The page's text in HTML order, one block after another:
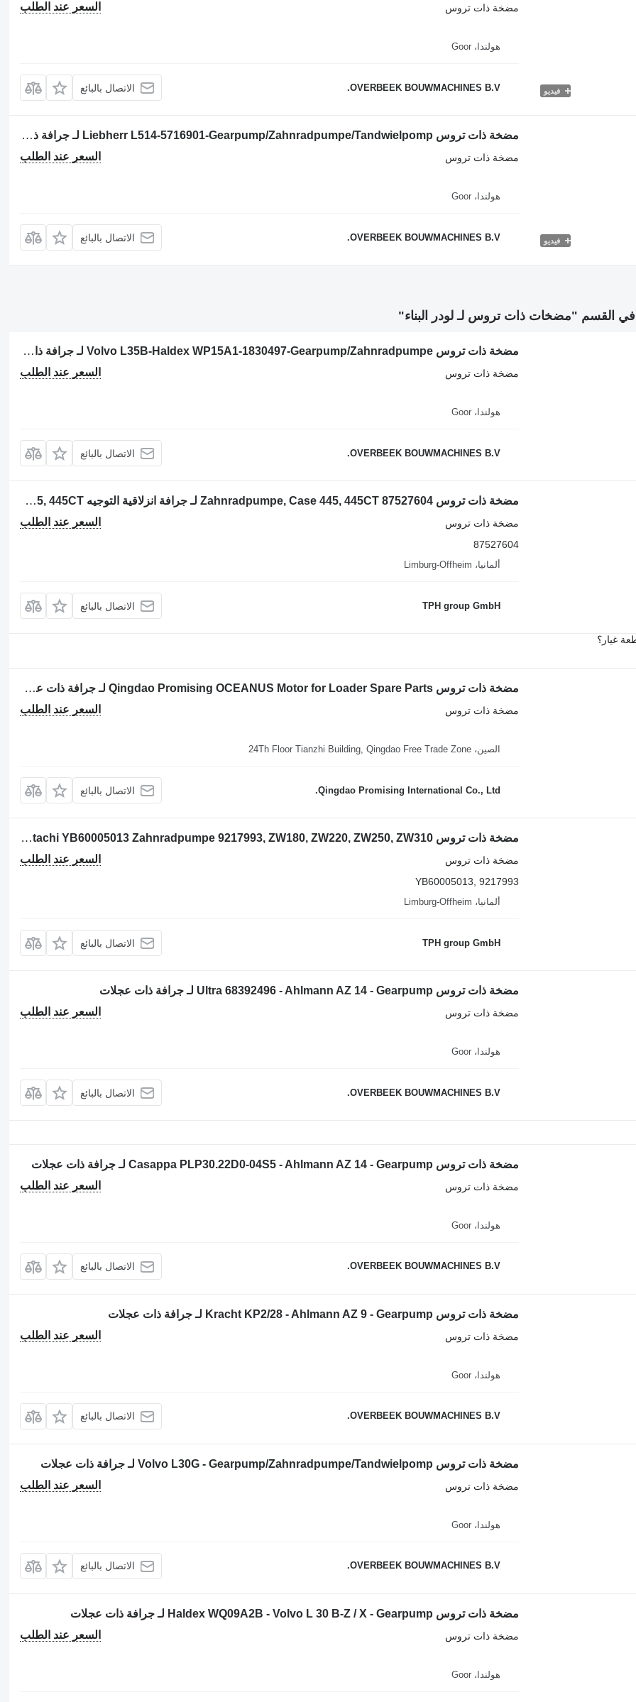
فيديو
السعر عند الطلب مضخة ذات تروس
هولندا، Goor
OVERBEEK BOUWMACHINES B.V. الاتصال بالبائع
فيديو
مضخة ذات تروس Liebherr L514-5716901-Gearpump/Zahnradpumpe/Tandwielpomp لـ جرافة ذات عجلات
السعر عند الطلب مضخة ذات تروس
هولندا، Goor
OVERBEEK BOUWMACHINES B.V. الاتصال بالبائع
القسم "مضخات ذات تروس لـ لودر البناء"
مضخة ذات تروس Volvo L35B-Haldex WP15A1-1830497-Gearpump/Zahnradpumpe لـ جرافة ذات عجلات
السعر عند الطلب مضخة ذات تروس
هولندا، Goor
OVERBEEK BOUWMACHINES B.V. الاتصال بالبائع
مضخة ذات تروس 87527604 Zahnradpumpe, Case 445, 445CT لـ جرافة انزلاقية التوجيه Case 445, 445CT
السعر عند الطلب
مضخة ذات تروس
87527604
ألمانيا، Limburg-Offheim
TPH group GmbH الاتصال بالبائع
غيار؟
مضخة ذات تروس Qingdao Promising OCEANUS Motor for Loader Spare Parts لـ جرافة ذات عجلات EVERUN Loader, HZM Loader, WOLF Loader, CASER Loader, FLAND Loader, TRANER Wheel Loader, SOCMA Loader
السعر عند الطلب مضخة ذات تروس
الصين، 24Th Floor Tianzhi Building, Qingdao Free Trade Zone
Qingdao Promising International Co., Ltd. الاتصال بالبائع
مضخة ذات تروس Hitachi YB60005013 Zahnradpumpe 9217993, ZW180, ZW220, ZW250, ZW310 لـ جرافة ذات عجلات Hitachi ZW180, ZW220, ZW250, ZW310
السعر عند الطلب
مضخة ذات تروس
YB60005013, 9217993
ألمانيا، Limburg-Offheim
TPH group GmbH الاتصال بالبائع
مضخة ذات تروس Ultra 68392496 - Ahlmann AZ 14 - Gearpump لـ جرافة ذات عجلات
السعر عند الطلب
مضخة ذات تروس
هولندا، Goor
OVERBEEK BOUWMACHINES B.V. الاتصال بالبائع
مضخة ذات تروس Casappa PLP30.22D0-04S5 - Ahlmann AZ 14 - Gearpump لـ جرافة ذات عجلات
السعر عند الطلب
مضخة ذات تروس
هولندا، Goor
OVERBEEK BOUWMACHINES B.V. الاتصال بالبائع
مضخة ذات تروس Kracht KP2/28 - Ahlmann AZ 9 - Gearpump لـ جرافة ذات عجلات
السعر عند الطلب
مضخة ذات تروس
هولندا، Goor
OVERBEEK BOUWMACHINES B.V. الاتصال بالبائع
مضخة ذات تروس Volvo L30G - Gearpump/Zahnradpumpe/Tandwielpomp لـ جرافة ذات عجلات
السعر عند الطلب
مضخة ذات تروس
هولندا، Goor
OVERBEEK BOUWMACHINES B.V. الاتصال بالبائع
مضخة ذات تروس Haldex WQ09A2B - Volvo L 30 B-Z / X - Gearpump لـ جرافة ذات عجلات
السعر عند الطلب
مضخة ذات تروس
هولندا، Goor